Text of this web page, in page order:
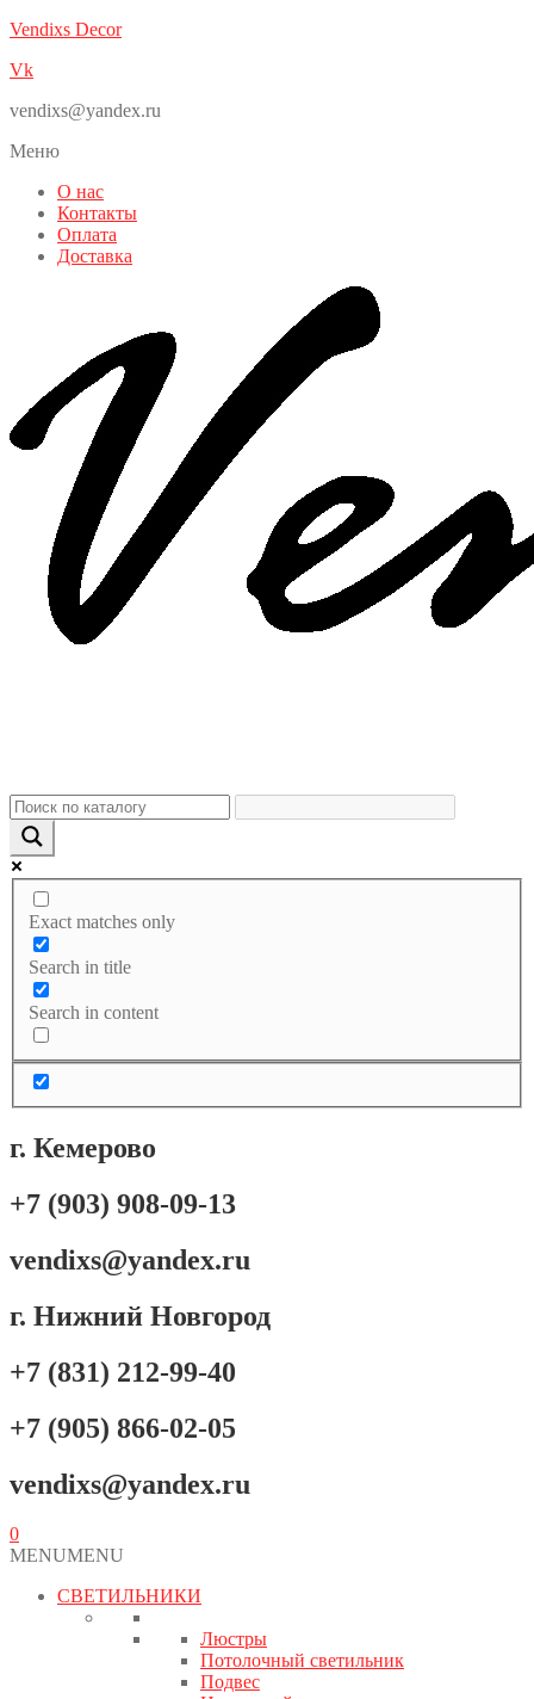
Vendixs Decor
Vk
vendixs@yandex.ru
Меню
О нас
Контакты
Оплата
Доставка
Exact matches only
Search in title
Search in content
г. Кемерово
+7 (903) 908-09-13
vendixs@yandex.ru
г. Нижний Новгород
+7 (831) 212-99-40
+7 (905) 866-02-05
vendixs@yandex.ru
0
MENUMENU
СВЕТИЛЬНИКИ
Люстры
Потолочный светильник
Подвес